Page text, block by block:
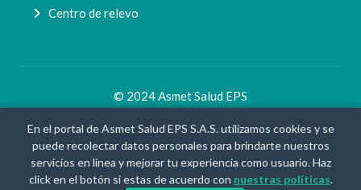
Centro de relevo
© 2024 Asmet Salud EPS
By
En el portal de Asmet Salud EPS S.A.S. utilizamos cookies y se
puede recolectar datos personales para brindarte nuestros
servicios en línea y mejorar tu experiencia como usuario. Haz
click en el botón si estas de acuerdo con nuestras políticas.